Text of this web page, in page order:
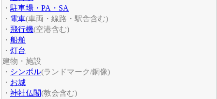
・駐車場・PA・SA
・ 電車(車両・線路・駅舎含む)
・ 飛行機(空港含む)
・ 船舶
・ 灯台
建物・施設
・ シンボル(ランドマーク/銅像)
・ お城
・ 神社仏閣(教会含む)